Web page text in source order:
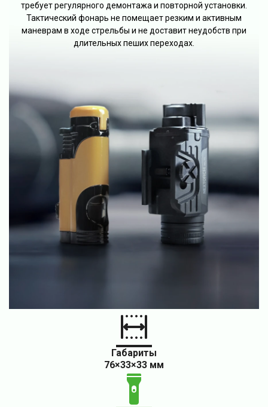
требует регулярного демонтажа и повторной установки.
Тактический фонарь не помещает резким и активным
маневрам в ходе стрельбы и не доставит неудобств при
длительных пеших переходах.
Габариты
76×33×33 мм